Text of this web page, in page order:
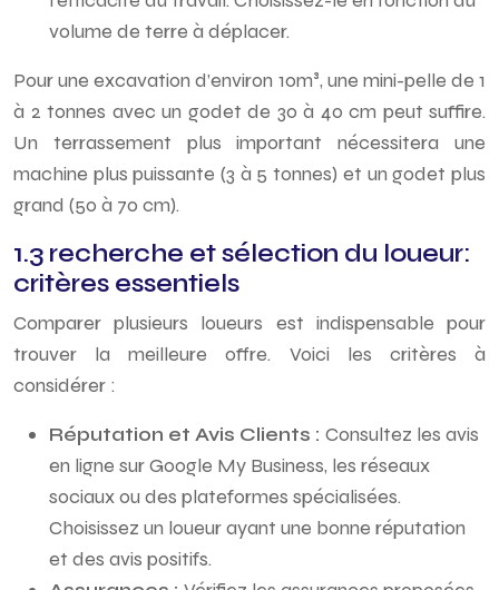
volume de terre à déplacer.
Pour une excavation d’environ 10m³, une mini-pelle de 1
à 2 tonnes avec un godet de 30 à 40 cm peut suffire.
Un terrassement plus important nécessitera une
machine plus puissante (3 à 5 tonnes) et un godet plus
grand (50 à 70 cm).
1.3 recherche et sélection du loueur:
critères essentiels
Comparer plusieurs loueurs est indispensable pour
trouver la meilleure offre. Voici les critères à
considérer :
Réputation et Avis Clients : Consultez les avis
en ligne sur Google My Business, les réseaux
sociaux ou des plateformes spécialisées.
Choisissez un loueur ayant une bonne réputation
et des avis positifs.